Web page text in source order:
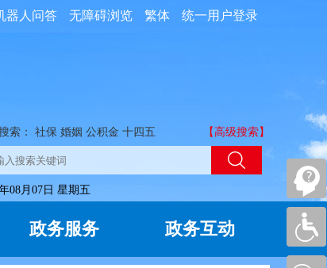
统一用户登录
繁体
无障碍浏览
器人问答
索： 社保 婚姻 公积金 十四五 【高级搜索】
08月07日 星期五
政务服务 政务互动